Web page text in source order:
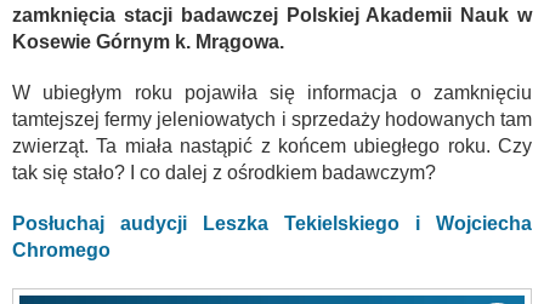
zamknięcia stacji badawczej Polskiej Akademii Nauk w
Kosewie Górnym k. Mrągowa.
W ubiegłym roku pojawiła się informacja o zamknięciu
tamtejszej fermy jeleniowatych i sprzedaży hodowanych tam
zwierząt. Ta miała nastąpić z końcem ubiegłego roku. Czy
tak się stało? I co dalej z ośrodkiem badawczym?
Posłuchaj audycji Leszka Tekielskiego i Wojciecha
Chromego